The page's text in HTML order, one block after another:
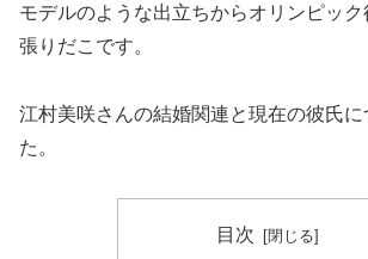
モデルのような出立ちからオリンピッ
張りだこです。
江村美咲さんの結婚関連と現在の彼氏
た。
目次